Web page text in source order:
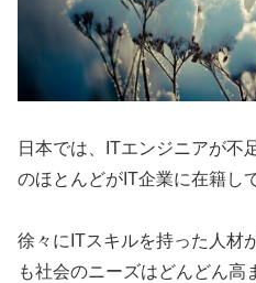
日本では、ITエンジニアが不
のほとんどがIT企業に在籍し
徐々にITスキルを持った人材
も社会のニーズはどんどん高